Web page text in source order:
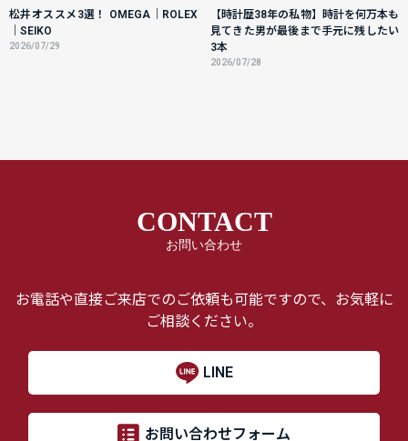
松井オススメ3選！ OMEGA｜ROLEX
｜SEIKO
2026/07/29
【時計歴38年の私物】時計を何万本も
見てきた男が最後まで手元に残したい
3本
2026/07/28
CONTACT
お問い合わせ
お電話や直接ご来店でのご依頼も可能ですので、お気軽に
ご相談ください。
LINE
お問い合わせフォーム